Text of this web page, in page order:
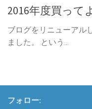
2016年度買って
ブログをリニューアル
ました。 という...
フォロー: